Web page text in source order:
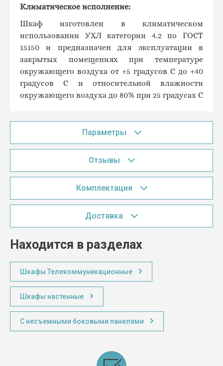
Климатическое исполнение:
Шкаф изготовлен в климатическом
использовании УХЛ категории 4.2 по ГОСТ
15150 и предназначен для эксплуатации в
закрытых помещениях при температуре
окружающего воздуха от +5 градусов C до +40
градусов С и относительной влажности
окружающего воздуха до 80% при 25 градусах С
Параметры
Отзывы
Комплектация
Доставка
Находится в разделах
Шкафы Телекоммуникационные
Шкафы настенные
С несъемными боковыми панелями